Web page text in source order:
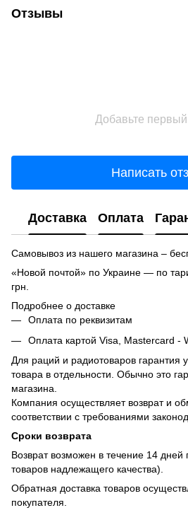
Отзывы
Добавьте
Написать
Доставка Оплата
Самовывоз из нашего магазина –
«Новой почтой» по Украине — по
грн.
Подробнее о доставке
Оплата по реквизитам
Оплата картой Visa, Mastercard -
Для раций и радиотоваров гарантия
товара в отдельности. Обычно это
магазина.
Компания осуществляет возврат и
соответствии с требованиями
Сроки возврата
Возврат возможен в течение 14 дней
товаров надлежащего качества).
Обратная доставка товаров
покупателя.